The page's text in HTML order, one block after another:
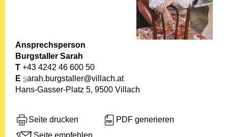
Ansprechsperson
Burgstaller Sarah
T +43 4242 46 600 50
E sarah.burgstaller@villach.at
Hans-Gasser-Platz 5, 9500 Villach
Seite drucken
PDF generieren
Seite empfehlen